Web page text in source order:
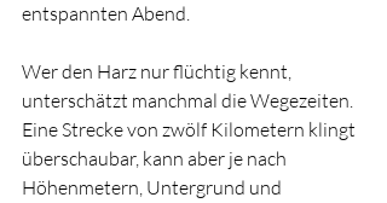
entspannten Abend.
Wer den Harz nur flüchtig kennt,
unterschätzt manchmal die Wegezeiten.
Eine Strecke von zwölf Kilometern klingt
überschaubar, kann aber je nach
Höhenmetern, Untergrund und